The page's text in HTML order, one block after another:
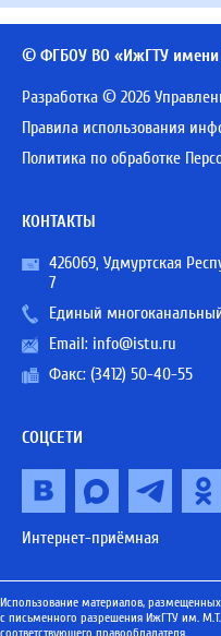
© ФГБОУ ВО «ИжГТУ
Разработка © 2026
Правила использования
Политика по обработке
КОНТАКТЫ
426069, Удмуртская
7
Единый
Email: info@istu.ru
Факс: (3412) 50-40-55
СОЦСЕТИ
Интернет-приёмная
Использование материалов, размещенных
с письменного разрешения ИжГТУ им.
соответствующего правообладателя.